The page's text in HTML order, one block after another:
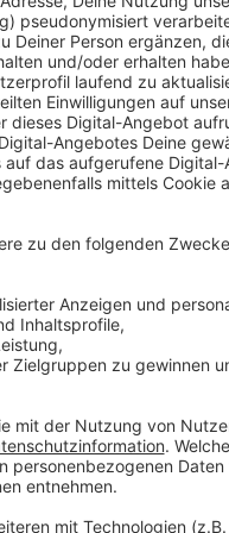
am Werstener Feld
wird zwischen der
der Bedenken der
Die Wache wird auf
ist - zu groß für die neue
des Garten-,
41 Millionen Euro